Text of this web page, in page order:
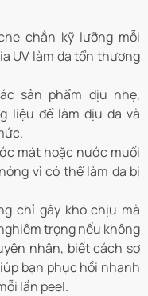
chắn kỹ lưỡng mỗi
UV làm da tổn thương
sản phẩm dịu nhẹ,
liệu để làm dịu da và
mát hoặc nước muối
vì có thể làm da bị
chỉ gây khó chịu mà
trọng nếu không
nhân, biết cách sơ
bạn phục hồi nhanh
lần peel.